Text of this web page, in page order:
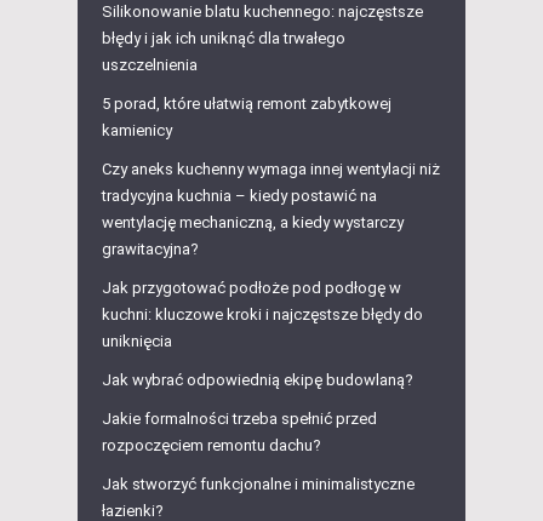
Silikonowanie blatu kuchennego: najczęstsze
błędy i jak ich uniknąć dla trwałego
uszczelnienia
5 porad, które ułatwią remont zabytkowej
kamienicy
Czy aneks kuchenny wymaga innej wentylacji niż
tradycyjna kuchnia – kiedy postawić na
wentylację mechaniczną, a kiedy wystarczy
grawitacyjna?
Jak przygotować podłoże pod podłogę w
kuchni: kluczowe kroki i najczęstsze błędy do
uniknięcia
Jak wybrać odpowiednią ekipę budowlaną?
Jakie formalności trzeba spełnić przed
rozpoczęciem remontu dachu?
Jak stworzyć funkcjonalne i minimalistyczne
łazienki?